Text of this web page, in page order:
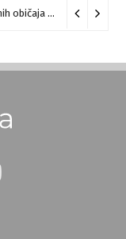
U Vražogrncu počela Smotra narodnih običaja „Vražogrnački točak“